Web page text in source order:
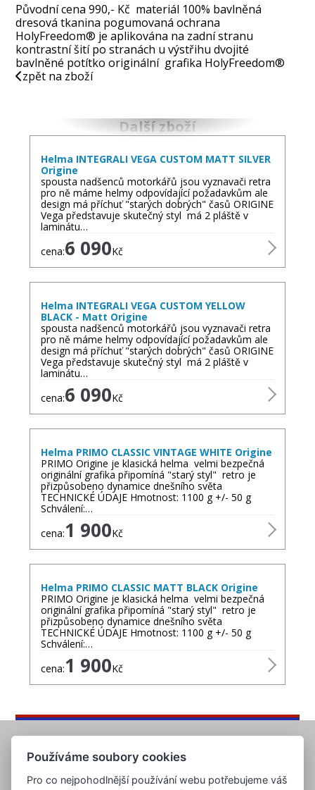
Původní cena 990,- Kč materiál 100% bavlněná
dresová tkanina pogumovaná ochrana
HolyFreedom® je aplikována na zadní stranu
kontrastní šití po stranách u výstřihu dvojité
bavlněné potítko originální grafika HolyFreedom®
zpět na zboží
Další zboží
Helma INTEGRALI VEGA CUSTOM MATT SILVER
Origine
spousta nadšenců motorkářů jsou vyznavači retra
pro ně máme helmy odpovídající požadavkům ale
design má příchuť "starých dobrých" časů ORIGINE
Vega představuje skutečný styl má 2 pláště v
laminátu…
cena:6 090Kč
Helma INTEGRALI VEGA CUSTOM YELLOW
BLACK - Matt Origine
spousta nadšenců motorkářů jsou vyznavači retra
pro ně máme helmy odpovídající požadavkům ale
design má příchuť "starých dobrých" časů ORIGINE
Vega představuje skutečný styl má 2 pláště v
laminátu…
cena:6 090Kč
Helma PRIMO CLASSIC VINTAGE WHITE Origine
PRIMO Origine je klasická helma velmi bezpečná
originální grafika připomíná "starý styl" retro je
přizpůsobeno dynamice dnešního světa
TECHNICKÉ ÚDAJE Hmotnost: 1100 g +/- 50 g
Schválení:…
cena:1 900Kč
Helma PRIMO CLASSIC MATT BLACK Origine
PRIMO Origine je klasická helma velmi bezpečná
originální grafika připomíná "starý styl" retro je
přizpůsobeno dynamice dnešního světa
TECHNICKÉ ÚDAJE Hmotnost: 1100 g +/- 50 g
Schválení:…
cena:1 900Kč
Používáme soubory cookies
Pro co nejpohodlnější používání webu potřebujeme váš